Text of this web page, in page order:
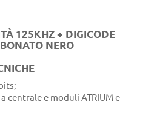
125KHZ + DIGICODE
NERO
centrale e moduli ATRIUM e